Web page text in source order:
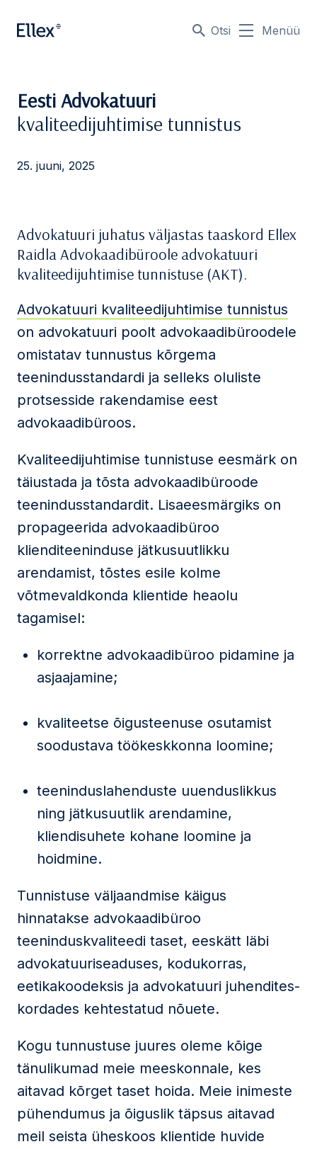
Otsi Menüü
Eesti Advokatuuri
kvaliteedijuhtimise tunnistus
25. juuni, 2025
Advokatuuri juhatus väljastas taaskord Ellex
Raidla Advokaadibüroole advokatuuri
kvaliteedijuhtimise tunnistuse (AKT).
Advokatuuri kvaliteedijuhtimise tunnistus
on advokatuuri poolt advokaadibüroodele
omistatav tunnustus kõrgema
teenindusstandardi ja selleks oluliste
protsesside rakendamise eest
advokaadibüroos.
Kvaliteedijuhtimise tunnistuse eesmärk on
täiustada ja tõsta advokaadibüroode
teenindusstandardit. Lisaeesmärgiks on
propageerida advokaadibüroo
klienditeeninduse jätkusuutlikku
arendamist, tõstes esile kolme
võtmevaldkonda klientide heaolu
tagamisel:
korrektne advokaadibüroo pidamine ja
asjaajamine;
kvaliteetse õigusteenuse osutamist
soodustava töökeskkonna loomine;
teeninduslahenduste uuenduslikkus
ning jätkusuutlik arendamine,
kliendisuhete kohane loomine ja
hoidmine.
Tunnistuse väljaandmise käigus
hinnatakse advokaadibüroo
teeninduskvaliteedi taset, eeskätt läbi
advokatuuriseaduses, kodukorras,
eetikakoodeksis ja advokatuuri juhendites-
kordades kehtestatud nõuete.
Kogu tunnustuse juures oleme kõige
tänulikumad meie meeskonnale, kes
aitavad kõrget taset hoida. Meie inimeste
pühendumus ja õiguslik täpsus aitavad
meil seista üheskoos klientide huvide